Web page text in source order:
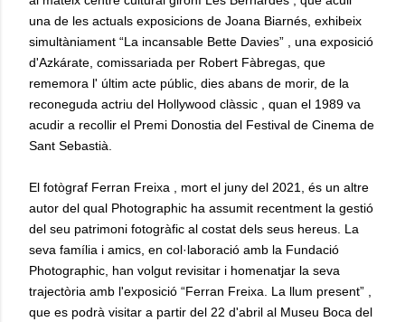
una de les actuals exposicions de Joana Biarnés, exhibeix
simultàniament “La incansable Bette Davies” , una exposició
d'Azkárate, comissariada per Robert Fàbregas, que
rememora l' últim acte públic, dies abans de morir, de la
reconeguda actriu del Hollywood clàssic , quan el 1989 va
acudir a recollir el Premi Donostia del Festival de Cinema de
Sant Sebastià.
El fotògraf Ferran Freixa , mort el juny del 2021, és un altre
autor del qual Photographic ha assumit recentment la gestió
del seu patrimoni fotogràfic al costat dels seus hereus. La
seva família i amics, en col·laboració amb la Fundació
Photographic, han volgut revisitar i homenatjar la seva
trajectòria amb l'exposició “Ferran Freixa. La llum present” ,
que es podrà visitar a partir del 22 d'abril al Museu Boca del